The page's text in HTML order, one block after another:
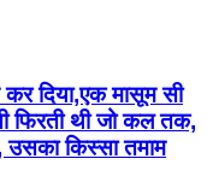
दिया,एक मासूम सी
फिरती थी जो कल तक,
किस्सा तमाम